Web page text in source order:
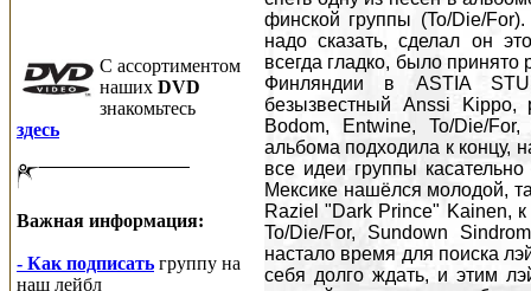
C ассортиментом
наших DVD
знакомьтесь
здесь
Важная информация:
- Как подписать группу на
наш лейбл
финской группы (To/Die/
надо сказать, сделал он
всегда гладко, было
Финляндии в ASTIA
безызвестный Anssi
Bodom, Entwine, To/Die/
альбома подходила к концу,
все идеи группы
Мексике нашёлся молодой,
Raziel "Dark Prince" Kainen,
To/Die/For, Sundown
настало время для поиска
себя долго ждать, и этим